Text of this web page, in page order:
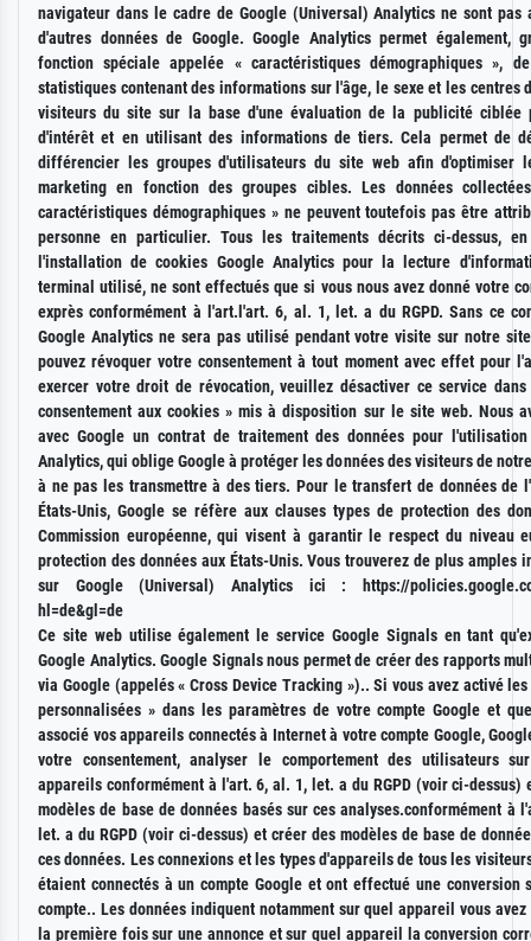
navigateur dans le cadre de Google (Universal) Analytics ne sont pas
d'autres données de Google. Google Analytics permet également,
fonction spéciale appelée « caractéristiques démographiques »,
statistiques contenant des informations sur l'âge, le sexe et les centres
visiteurs du site sur la base d'une évaluation de la publicité ciblée
d'intérêt et en utilisant des informations de tiers. Cela permet de
différencier les groupes d'utilisateurs du site web afin d'optimiser
marketing en fonction des groupes cibles. Les données
caractéristiques démographiques » ne peuvent toutefois pas être
personne en particulier. Tous les traitements décrits ci-dessus,
l'installation de cookies Google Analytics pour la lecture
terminal utilisé, ne sont effectués que si vous nous avez donné votre
exprès conformément à l'art.l'art. 6, al. 1, let. a du RGPD. Sans ce
Google Analytics ne sera pas utilisé pendant votre visite sur notre
pouvez révoquer votre consentement à tout moment avec effet pour
exercer votre droit de révocation, veuillez désactiver ce service
consentement aux cookies » mis à disposition sur le site web. Nous
avec Google un contrat de traitement des données pour
Analytics, qui oblige Google à protéger les données des visiteurs de
à ne pas les transmettre à des tiers. Pour le transfert de données de
États-Unis, Google se réfère aux clauses types de protection des
Commission européenne, qui visent à garantir le respect du niveau
protection des données aux États-Unis. Vous trouverez de plus amples
sur Google (Universal) Analytics ici : https://
hl=de&gl=de
Ce site web utilise également le service Google Signals en tant
Google Analytics. Google Signals nous permet de créer des rapports
via Google (appelés « Cross Device Tracking »).. Si vous avez activé les
personnalisées » dans les paramètres de votre compte Google et
associé vos appareils connectés à Internet à votre compte Google,
votre consentement, analyser le comportement des utilisateurs
appareils conformément à l'art. 6, al. 1, let. a du RGPD (voir ci-dessus)
modèles de base de données basés sur ces analyses.conformément à
let. a du RGPD (voir ci-dessus) et créer des modèles de base de
ces données. Les connexions et les types d'appareils de tous les
étaient connectés à un compte Google et ont effectué une conversion
compte.. Les données indiquent notamment sur quel appareil vous
la première fois sur une annonce et sur quel appareil la conversion